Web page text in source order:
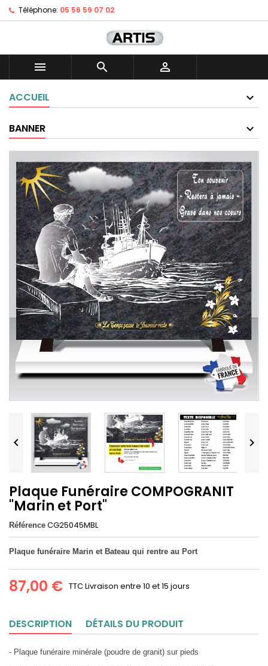
Téléphone: 05 56 59 07 02
  
ACCUEIL
BANNER
 
Plaque Funéraire COMPOGRANIT
"Marin et Port"
Référence CG25045MBL
Plaque funéraire Marin et Bateau qui rentre au Port
87,00 € TTCLivraison entre 10 et 15 jours
DESCRIPTION DÉTAILS DU PRODUIT
- Plaque funéraire minérale (poudre de granit) sur pieds